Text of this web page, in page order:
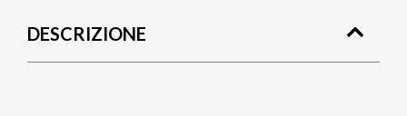
pane
DESCRIZIONE